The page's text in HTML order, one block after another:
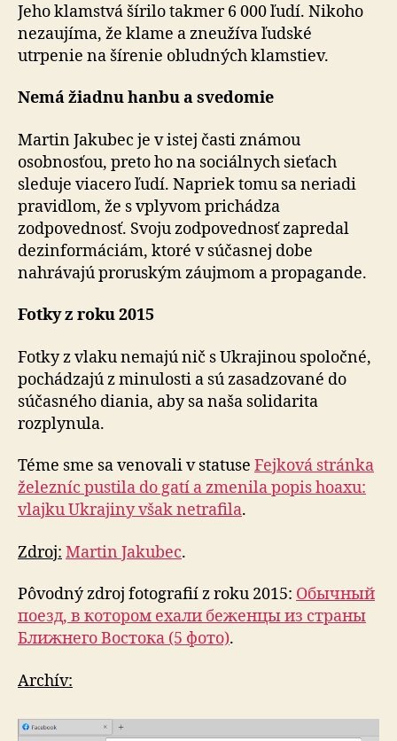
Jeho klamstvá šírilo takmer 6 000 ľudí. Nikoho
nezaujíma, že klame a zneužíva ľudské
utrpenie na šírenie obludných klamstiev.
Nemá žiadnu hanbu a svedomie
Martin Jakubec je v istej časti známou
osobnosťou, preto ho na sociálnych sieťach
sleduje viacero ľudí. Napriek tomu sa neriadi
pravidlom, že s vplyvom prichádza
zodpovednosť. Svoju zodpovednosť zapredal
dezinformáciám, ktoré v súčasnej dobe
nahrávajú proruským záujmom a propagande.
Fotky z roku 2015
Fotky z vlaku nemajú nič s Ukrajinou spoločné,
pochádzajú z minulosti a sú zasadzované do
súčasného diania, aby sa naša solidarita
rozplynula.
Téme sme sa venovali v statuse Fejková stránka
železníc pustila do gatí a zmenila popis hoaxu:
vlajku Ukrajiny však netrafila.
Zdroj: Martin Jakubec.
Pôvodný zdroj fotografií z roku 2015: Обычный
поезд, в котором ехали беженцы из страны
Ближнего Востока (5 фото).
Archív: